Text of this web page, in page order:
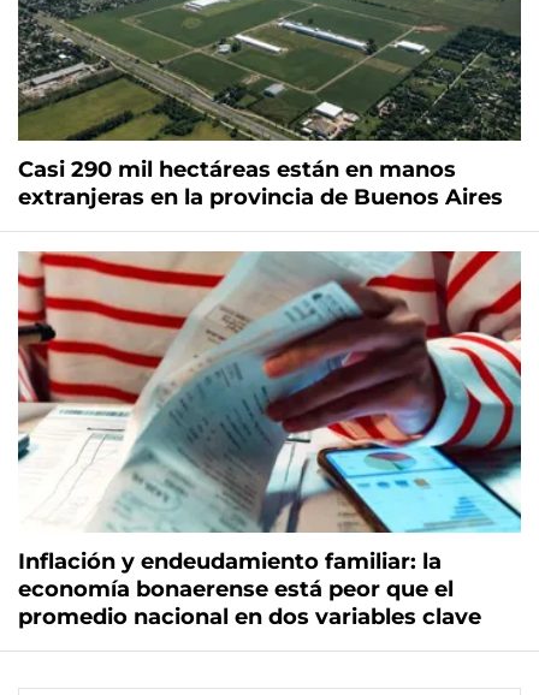
Casi 290 mil hectáreas están en manos
extranjeras en la provincia de Buenos Aires
Inflación y endeudamiento familiar: la
economía bonaerense está peor que el
promedio nacional en dos variables clave